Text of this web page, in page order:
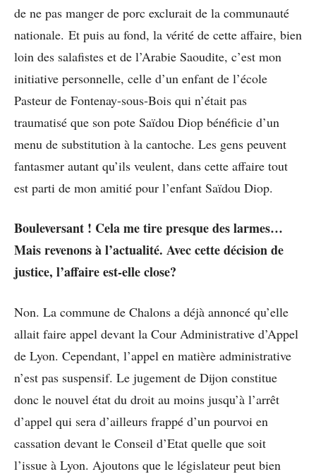
de ne pas manger de porc exclurait de la communauté
nationale. Et puis au fond, la vérité de cette affaire, bien
loin des salafistes et de l’Arabie Saoudite, c’est mon
initiative personnelle, celle d’un enfant de l’école
Pasteur de Fontenay-sous-Bois qui n’était pas
traumatisé que son pote Saïdou Diop bénéficie d’un
menu de substitution à la cantoche. Les gens peuvent
fantasmer autant qu’ils veulent, dans cette affaire tout
est parti de mon amitié pour l’enfant Saïdou Diop.
Bouleversant ! Cela me tire presque des larmes…
Mais revenons à l’actualité. Avec cette décision de
justice, l’affaire est-elle close?
Non. La commune de Chalons a déjà annoncé qu’elle
allait faire appel devant la Cour Administrative d’Appel
de Lyon. Cependant, l’appel en matière administrative
n’est pas suspensif. Le jugement de Dijon constitue
donc le nouvel état du droit au moins jusqu’à l’arrêt
d’appel qui sera d’ailleurs frappé d’un pourvoi en
cassation devant le Conseil d’Etat quelle que soit
l’issue à Lyon. Ajoutons que le législateur peut bien